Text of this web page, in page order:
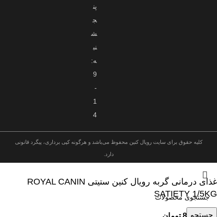
پن
ج
ش
نب
ه:
9
-
1
4
کلیه حقوق برای سایت رویال کنین محفوظ می‌باشد و هرگونه کپی برداری، پیگرد قانونی
دارد.
جستجو
غذای درمانی گربه رویال کنین ستیتی ROYAL CANIN
SATIETY 1/5KG